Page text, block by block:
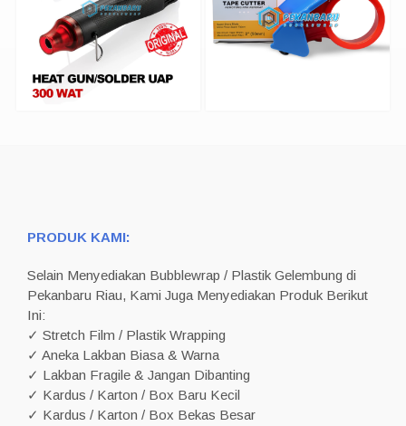
PRODUK KAMI:
Selain Menyediakan Bubblewrap / Plastik Gelembung di
Pekanbaru Riau, Kami Juga Menyediakan Produk Berikut
Ini:
✓ Stretch Film / Plastik Wrapping
✓ Aneka Lakban Biasa & Warna
✓ Lakban Fragile & Jangan Dibanting
✓ Kardus / Karton / Box Baru Kecil
✓ Kardus / Karton / Box Bekas Besar